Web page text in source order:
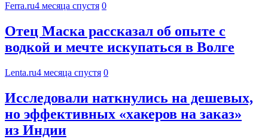
Ferra.ru4 месяца спустя 0
Отец Маска рассказал об опыте с
водкой и мечте искупаться в Волге
Lenta.ru4 месяца спустя 0
Исследовали наткнулись на дешевых,
но эффективных «хакеров на заказ»
из Индии